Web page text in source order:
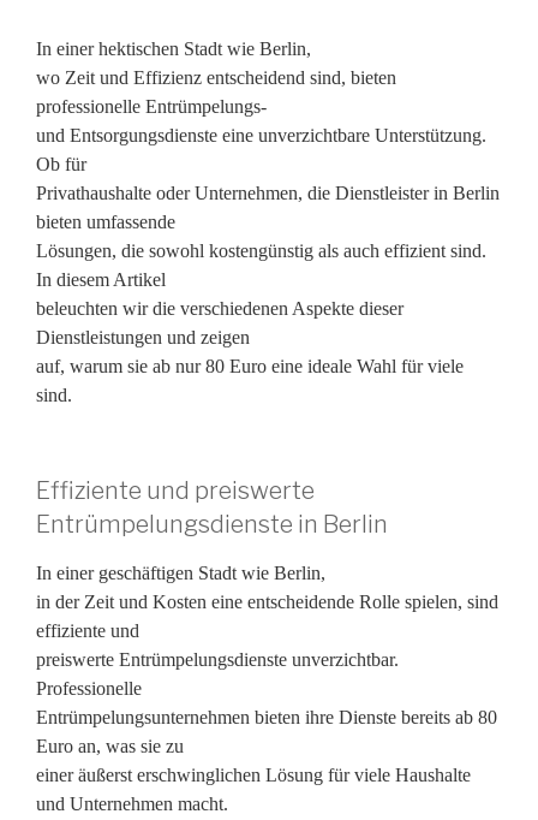
In einer hektischen Stadt wie Berlin,
wo Zeit und Effizienz entscheidend sind, bieten
professionelle Entrümpelungs-
und Entsorgungsdienste eine unverzichtbare Unterstützung.
Ob für
Privathaushalte oder Unternehmen, die Dienstleister in Berlin
bieten umfassende
Lösungen, die sowohl kostengünstig als auch effizient sind.
In diesem Artikel
beleuchten wir die verschiedenen Aspekte dieser
Dienstleistungen und zeigen
auf, warum sie ab nur 80 Euro eine ideale Wahl für viele
sind.
Effiziente und preiswerte
Entrümpelungsdienste in Berlin
In einer geschäftigen Stadt wie Berlin,
in der Zeit und Kosten eine entscheidende Rolle spielen, sind
effiziente und
preiswerte Entrümpelungsdienste unverzichtbar.
Professionelle
Entrümpelungsunternehmen bieten ihre Dienste bereits ab 80
Euro an, was sie zu
einer äußerst erschwinglichen Lösung für viele Haushalte
und Unternehmen macht.